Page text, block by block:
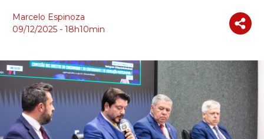
Marcelo Espinoza
09/12/2025 - 18h10min